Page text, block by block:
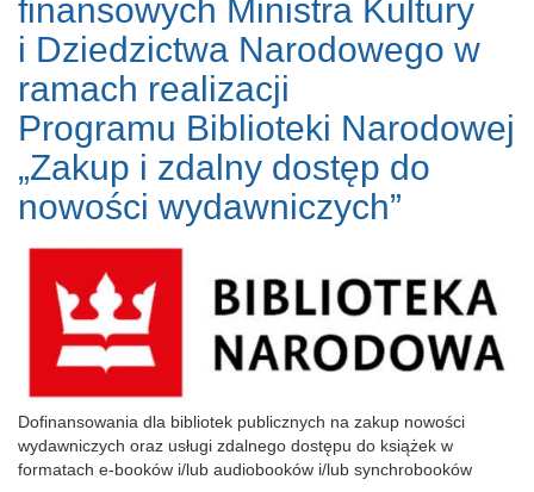
finansowych Ministra Kultury
i Dziedzictwa Narodowego w
ramach realizacji
Programu Biblioteki Narodowej
„Zakup i zdalny dostęp do
nowości wydawniczych”
Dofinansowania dla bibliotek publicznych na zakup nowości
wydawniczych oraz usługi zdalnego dostępu do książek w
formatach e-booków i/lub audiobooków i/lub synchrobooków